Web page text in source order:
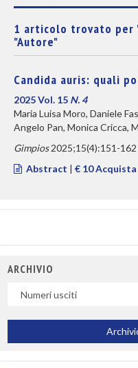
1 articolo trovato per
"Autore"
Candida auris: quali
2025 Vol. 15 N. 4
Maria Luisa Moro, Daniele
Angelo Pan, Monica Cricca,
Gimpios2025;15(4):151-162
Abstract | € 10
ARCHIVIO